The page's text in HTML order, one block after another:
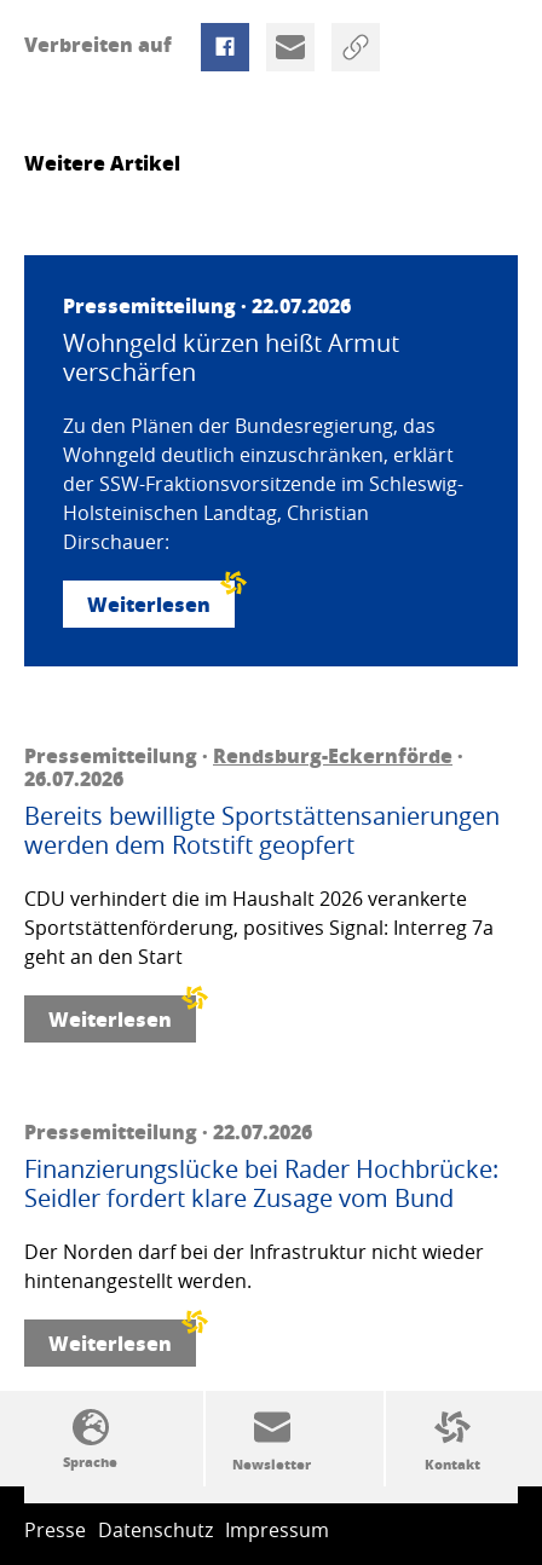
Verbreiten auf
Weitere Artikel
Pressemitteilung · 22.07.2026
Wohngeld kürzen heißt Armut
verschärfen
Zu den Plänen der Bundesregierung, das
Wohngeld deutlich einzuschränken, erklärt
der SSW-Fraktionsvorsitzende im Schleswig-
Holsteinischen Landtag, Christian
Dirschauer:
Weiterlesen
Pressemitteilung · Rendsburg-Eckernförde·
26.07.2026
Bereits bewilligte Sportstättensanierungen
werden dem Rotstift geopfert
CDU verhindert die im Haushalt 2026 verankerte
Sportstättenförderung, positives Signal: Interreg 7a
geht an den Start
Weiterlesen
Pressemitteilung · 22.07.2026
Finanzierungslücke bei Rader Hochbrücke:
Seidler fordert klare Zusage vom Bund
Der Norden darf bei der Infrastruktur nicht wieder
hintenangestellt werden.
Weiterlesen
SSW-Politik von A bis Z
Presse Datenschutz Impressum